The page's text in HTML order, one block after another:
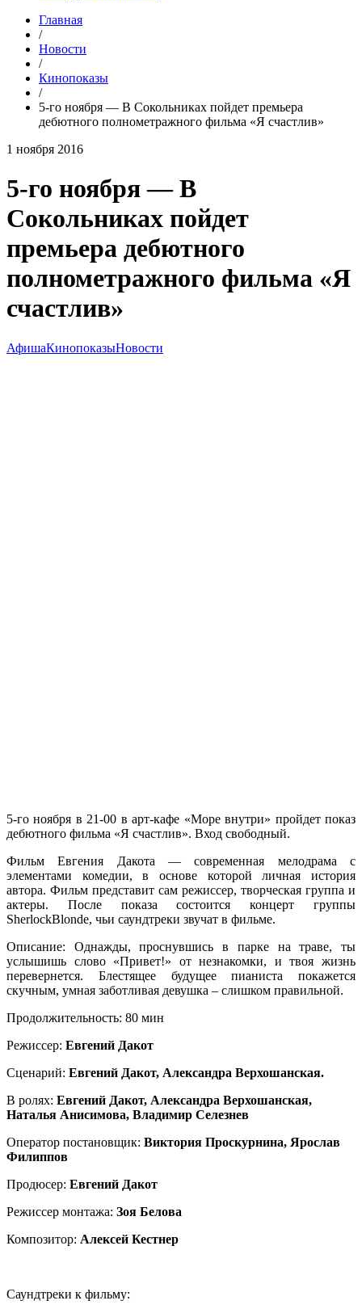
Главная
/
Новости
/
Кинопоказы
/
5-го ноября — В Сокольниках пойдет премьера
дебютного полнометражного фильма «Я счастлив»
1 ноября 2016
5-го ноября — В
Сокольниках пойдет
премьера дебютного
полнометражного фильма «Я
счастлив»
АфишаКинопоказыНовости
5-го ноября в 21-00 в арт-кафе «Море внутри» пройдет показ
дебютного фильма «Я счастлив». Вход свободный.
Фильм Евгения Дакота — современная мелодрама с
элементами комедии, в основе которой личная история
автора. Фильм представит сам режиссер, творческая группа и
актеры. После показа состоится концерт группы
SherlockBlonde, чьи саундтреки звучат в фильме.
Описание: Однажды, проснувшись в парке на траве, ты
услышишь слово «Привет!» от незнакомки, и твоя жизнь
перевернется. Блестящее будущее пианиста покажется
скучным, умная заботливая девушка – слишком правильной.
Продолжительность: 80 мин
Режиссер: Евгений Дакот
Сценарий: Евгений Дакот, Александра Верхошанская.
В ролях: Евгений Дакот, Александра Верхошанская,
Наталья Анисимова, Владимир Селезнев
Оператор постановщик: Виктория Проскурнина, Ярослав
Филиппов
Продюсер: Евгений Дакот
Режиссер монтажа: Зоя Белова
Композитор: Алексей Кестнер
Саундтреки к фильму: